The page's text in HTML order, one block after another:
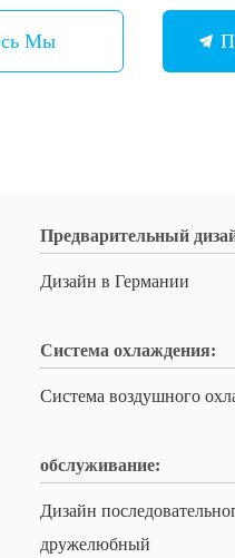
Мы
Предварительный
Дизайн в Германии
Система охлаждения:
Система воздушного
обслуживание:
Дизайн
дружелюбный